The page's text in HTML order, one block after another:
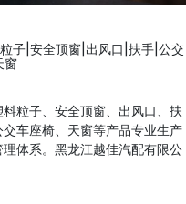
子|安全顶窗|出风口|扶手|公交
窗
粒子、安全顶窗、出风口、扶
车座椅、天窗等产品专业生产
体系。黑龙江越佳汽配有限公